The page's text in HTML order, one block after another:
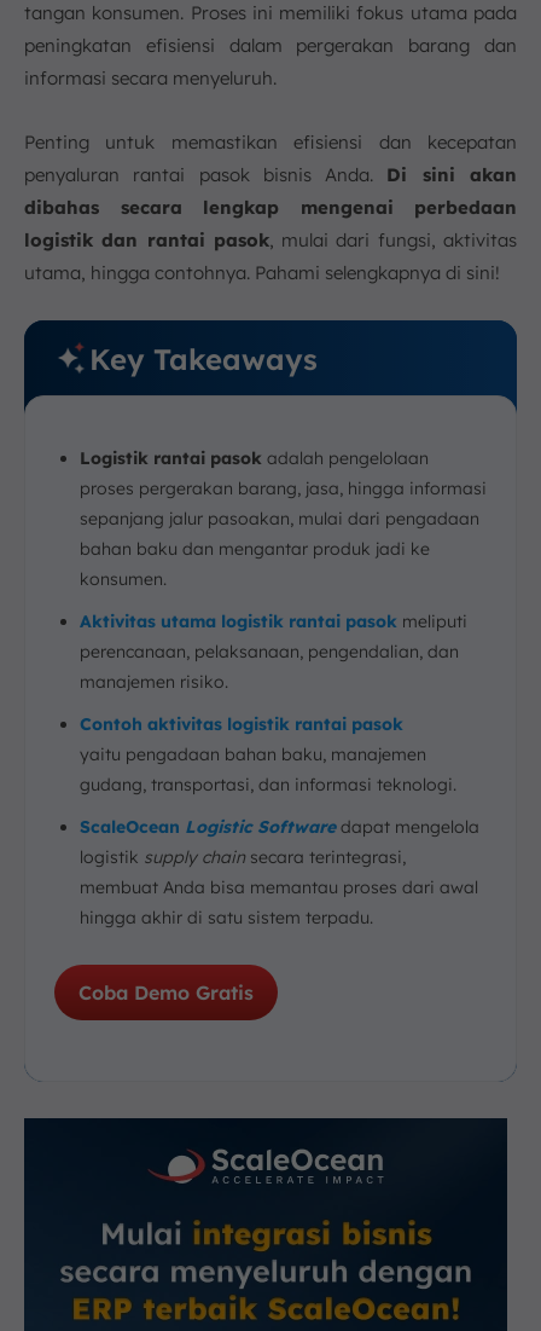
FAQ:
tangan konsumen. Proses ini memiliki fokus utama pada
peningkatan efisiensi dalam pergerakan barang dan
informasi secara menyeluruh.
Penting untuk memastikan efisiensi dan kecepatan
penyaluran rantai pasok bisnis Anda. Di sini akan
dibahas secara lengkap mengenai perbedaan
logistik dan rantai pasok, mulai dari fungsi, aktivitas
utama, hingga contohnya. Pahami selengkapnya di sini!
Key Takeaways
Logistik rantai pasok adalah pengelolaan
proses pergerakan barang, jasa, hingga informasi
sepanjang jalur pasoakan, mulai dari pengadaan
bahan baku dan mengantar produk jadi ke
konsumen.
Aktivitas utama logistik rantai pasok meliputi
perencanaan, pelaksanaan, pengendalian, dan
manajemen risiko.
Contoh aktivitas logistik rantai pasok
yaitu pengadaan bahan baku, manajemen
gudang, transportasi, dan informasi teknologi.
ScaleOcean Logistic Softwaredapat mengelola
logistik supply chainsecara terintegrasi,
membuat Anda bisa memantau proses dari awal
hingga akhir di satu sistem terpadu.
Coba Demo Gratis